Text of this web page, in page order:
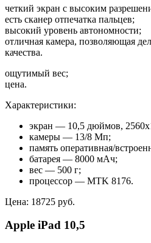
четкий экран с высоким
есть сканер отпечатка пальцев;
высокий уровень автономности;
отличная камера, позволяющая
качества.
ощутимый вес;
цена.
Характеристики:
экран — 10,5 дюймов,
камеры — 13/8 Мп;
память оперативная/
батарея — 8000 мАч;
вес — 500 г;
процессор — MTK 8176.
Цена: 18725 руб.
Apple iPad 10,5